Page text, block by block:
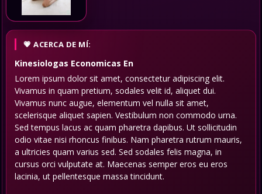
ACERCA DE MÍ:
Kinesiologas Economicas En
Lorem ipsum dolor sit amet, consectetur adipiscing elit.
Vivamus in quam pretium, sodales velit id, aliquet dui.
Vivamus nunc augue, elementum vel nulla sit amet,
scelerisque aliquet sapien. Vestibulum non commodo urna.
Sed tempus lacus ac quam pharetra dapibus. Ut sollicitudin
odio vitae nisi rhoncus finibus. Nam pharetra rutrum mauris,
a ultricies quam varius sed. Sed sodales felis magna, in
cursus orci vulputate at. Maecenas semper eros eu eros
lacinia, ut pellentesque massa tincidunt.